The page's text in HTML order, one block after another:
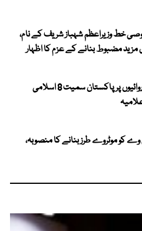
خط وزیراعظم شہباز شریف کے نام،
مضبوط بنانے کے عزم کا اظہار
غزہ میں اسرائیلی کارروائیوں پر پاکستان سمیت 8 اسلامی
وے کو موٹروے طرز بنانے کا منصوبہ،